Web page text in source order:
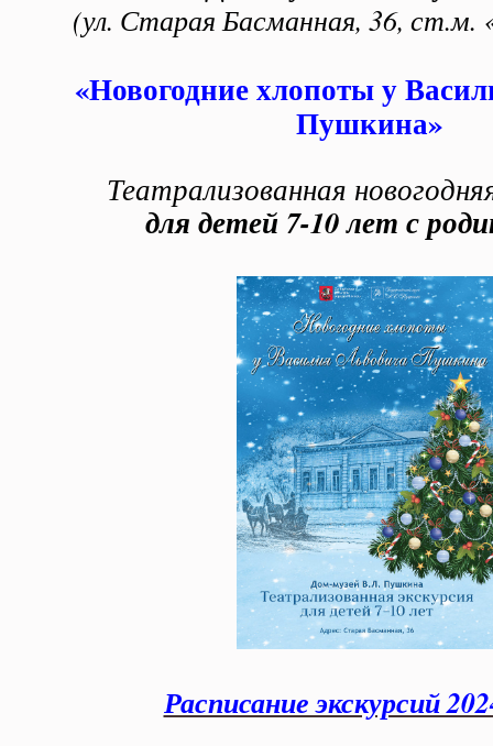
(ул. Старая Басманная, 36, ст.м.
«Новогодние хлопоты у
Пушкина»
Театрализованная
для детей 7-10 лет с
Расписание экскурсий